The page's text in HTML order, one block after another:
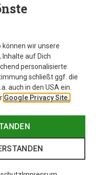
können wir unsere
auf Dich
personalisierte
schließt ggf. die
auch in den USA ein.
Google Privacy Site.